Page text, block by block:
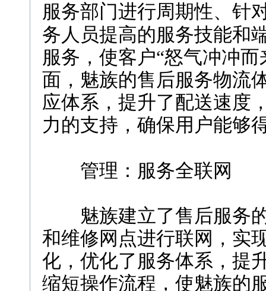
服务部门进行周期性、针
务人员提高的服务技能和
服务，使客户“怒气冲冲
面，魅族的售后服务物流
应体系，提升了配送速度
力的支持，确保用户能够
管理：服务全联网
魅族建立了售后服务的
和维修网点进行联网，实
化，优化了服务体系，提
缩短操作流程，使魅族的